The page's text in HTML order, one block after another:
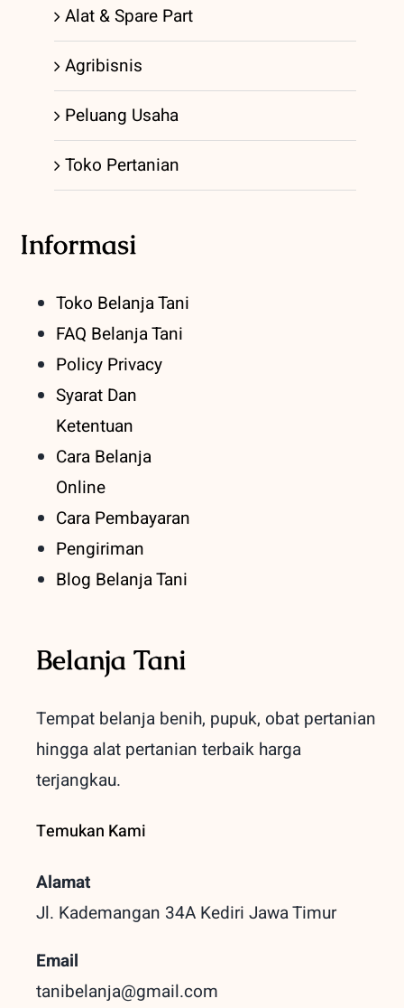
Alat & Spare Part
Agribisnis
Peluang Usaha
Toko Pertanian
Informasi
Toko Belanja Tani
FAQ Belanja Tani
Policy Privacy
Syarat Dan
Ketentuan
Cara Belanja
Online
Cara Pembayaran
Pengiriman
Blog Belanja Tani
Belanja Tani
Tempat belanja benih, pupuk, obat pertanian
hingga alat pertanian terbaikharga
terjangkau.
Temukan Kami
Alamat
Jl. Kademangan 34A Kediri Jawa Timur
Email
tanibelanja@gmail.com